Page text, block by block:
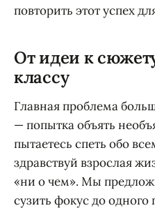
повторить этот успех
От идеи к
классу
Главная проблема
— попытка объять
пытаетесь спеть обо
здравствуй взрослая
«ни о чем». Мы
сузить фокус до